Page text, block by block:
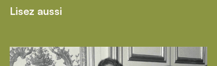
Lisez aussi